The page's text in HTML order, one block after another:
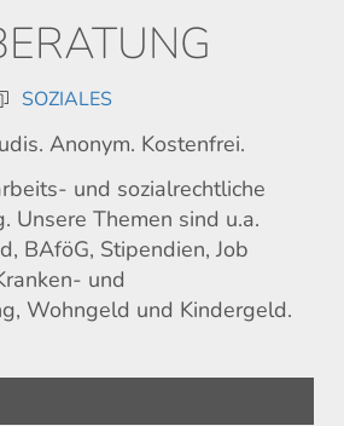
SOZIALES
Anonym. Kostenfrei.
und sozialrechtliche
Unsere Themen sind u.a.
BAföG, Stipendien, Job
und
Wohngeld und Kindergeld.